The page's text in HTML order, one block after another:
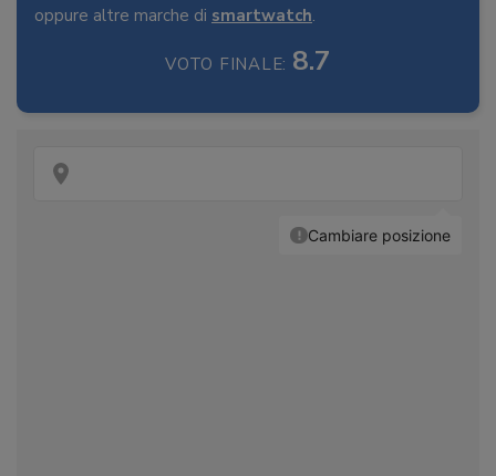
oppure altre marche di smartwatch.
VOTO FINALE: 8.7